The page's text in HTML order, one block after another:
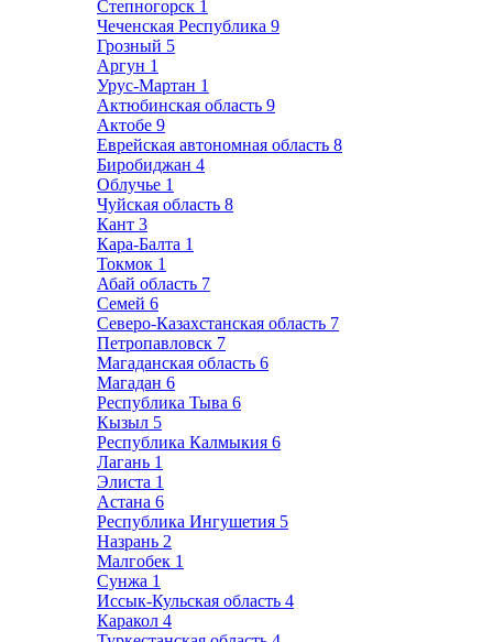
Степногорск 1
Чеченская Республика 9
Грозный 5
Аргун 1
Урус-Мартан 1
Актюбинская область 9
Актобе 9
Еврейская автономная область 8
Биробиджан 4
Облучье 1
Чуйская область 8
Кант 3
Кара-Балта 1
Токмок 1
Абай область 7
Семей 6
Северо-Казахстанская область 7
Петропавловск 7
Магаданская область 6
Магадан 6
Республика Тыва 6
Кызыл 5
Республика Калмыкия 6
Лагань 1
Элиста 1
Астана 6
Республика Ингушетия 5
Назрань 2
Малгобек 1
Сунжа 1
Иссык-Кульская область 4
Каракол 4